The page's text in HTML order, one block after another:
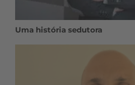
Uma história sedutora